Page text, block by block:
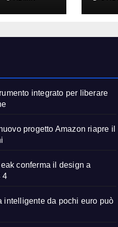
sullo
integrato per liberare
progetto Amazon riapre il
conferma il design a
4
intelligente da pochi euro può